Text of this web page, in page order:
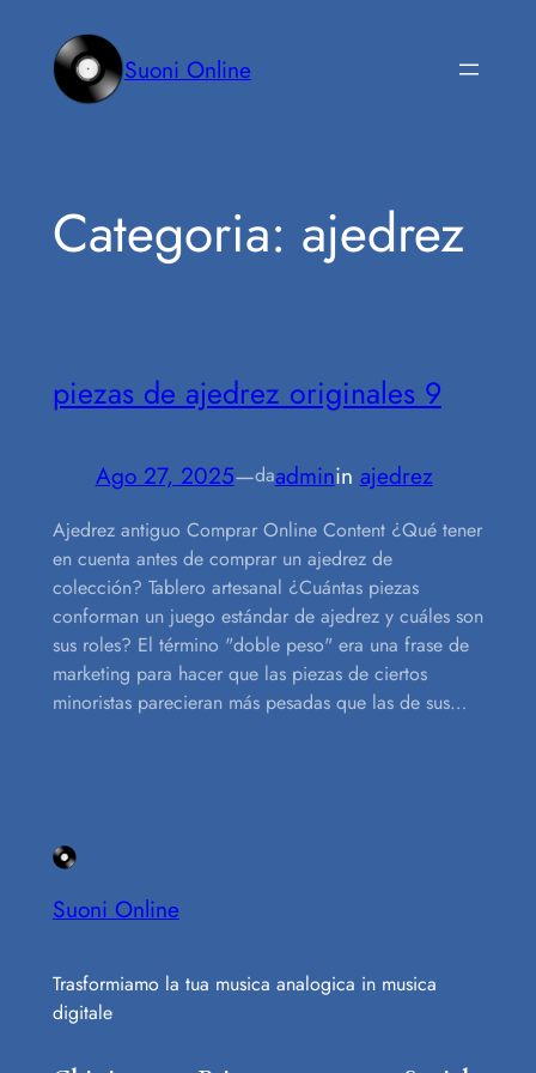
contenuto
Suoni Online
Categoria: ajedrez
piezas de ajedrez originales 9
Ago 27, 2025—daadminin ajedrez
Ajedrez antiguo Comprar Online Content ¿Qué tener
en cuenta antes de comprar un ajedrez de
colección? Tablero artesanal ¿Cuántas piezas
conforman un juego estándar de ajedrez y cuáles son
sus roles? El término "doble peso" era una frase de
marketing para hacer que las piezas de ciertos
minoristas parecieran más pesadas que las de sus…
Suoni Online
Trasformiamo la tua musica analogica in musica
digitale